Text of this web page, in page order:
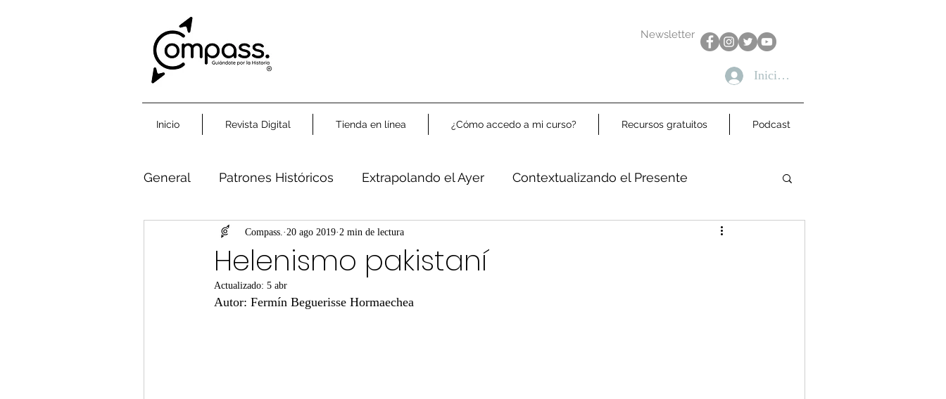
Newsletter
Iniciar sesión
Inicio Revista Digital Tienda en línea ¿Cómo accedo a mi curso? Recursos gratuitos Podcast
General Patrones Históricos Extrapolando el Ayer Contextualizando el Presente
Humanidad Común Libre Análisis
Helenismo pakistaní
Compass. 20 ago 2019 2 min de lectura
Actualizado: 5 abr
Autor: Fermín Beguerisse Hormaechea